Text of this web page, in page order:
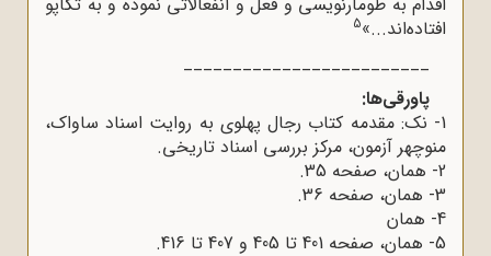
افتاده‌اند...»5
_________________________
پاورقی‌ها:
1- نک: مقدمه کتاب رجال پهلوی به روایت اسناد ساواک،
منوچهر آزمون، مرکز بررسی اسناد تاریخی.
2- همان، صفحه 35.
3- همان، صفحه 36.
4- همان
5- همان، صفحه 401 تا 405 و 407 تا 416.